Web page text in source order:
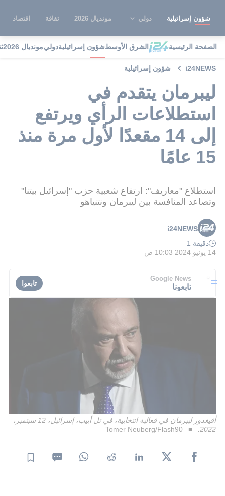
شؤون إسرائيلية دولي مونديال 2026 ثقافة اقتصاد
الصفحة الرئيسية الشرق الأوسطشؤون إسرائيليةدوليمونديال 2026
i24NEWS شؤون إسرائيلية
ليبرمان يتقدم في
استطلاعات الرأي ويرتفع
إلى 14 مقعدًا لأول مرة منذ
15 عامًا
استطلاع "معاريف": ارتفاع شعبية حزب "إسرائيل بيتنا"
وتصاعد المنافسة بين ليبرمان ونتنياهو
i24NEWS
دقيقة 1
14 يونيو 2024 10:03 ص
Google News
تابعونا تابعوا
أفيغدور ليبرمان في فعالية انتخابية، في تل أبيب، إسرائيل، 12 سبتمبر،
2022.
Tomer Neuberg/Flash90